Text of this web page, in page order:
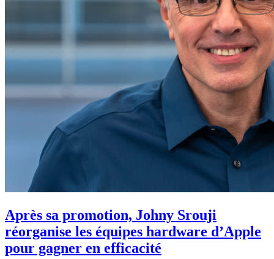
Après sa promotion, Johny Srouji
réorganise les équipes hardware d’Apple
pour gagner en efficacité